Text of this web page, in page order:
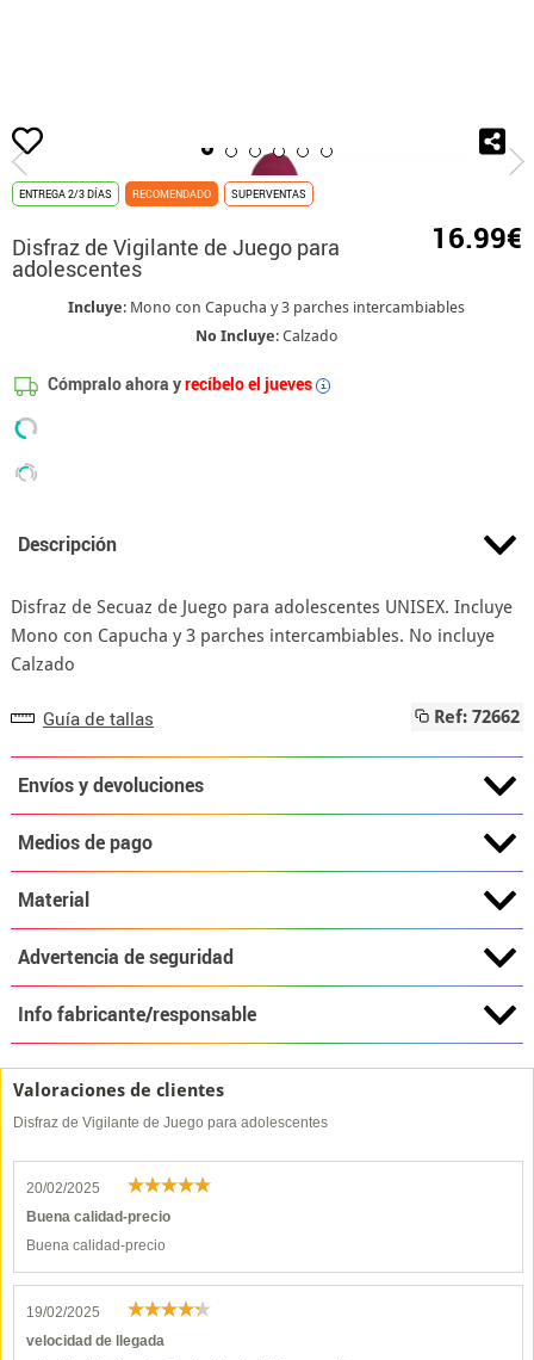
Inicio Disfraces Para Niño El Juego Del Calamar
ENTREGA 2/3 DÍAS RECOMENDADO SUPERVENTAS
Disfraz de Vigilante de Juego para
adolescentes
16.99€
Incluye: Mono con Capucha y 3 parches intercambiables
No Incluye: Calzado
Cómpralo ahora yrecíbelo el jueves i
Descripción
Disfraz de Secuaz de Juego para adolescentes UNISEX. Incluye
Mono con Capucha y 3 parches intercambiables. No incluye
Calzado
Guía de tallas Ref: 72662
Envíos y devoluciones
Medios de pago
Material
Advertencia de seguridad
Info fabricante/responsable
Valoraciones de clientes
Disfraz de Vigilante de Juego para adolescentes
20/02/2025
Buena calidad-precio
Buena calidad-precio
19/02/2025
velocidad de llegada